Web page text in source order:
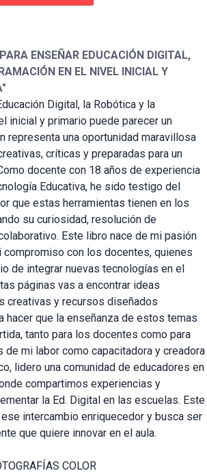
ENSEÑAR EDUCACIÓN DIGITAL,
EN EL NIVEL INICIAL Y
Digital, la Robótica y la
inicial y primario puede parecer un
representa una oportunidad maravillosa
críticas y preparadas para un
docente con 18 años de experiencia
Educativa, he sido testigo del
que estas herramientas tienen en los
su curiosidad, resolución de
Este libro nace de mi pasión
compromiso con los docentes, quienes
de integrar nuevas tecnologías en el
páginas vas a encontrar ideas
creativas y recursos diseñados
hacer que la enseñanza de estos temas
tanto para los docentes como para
de mi labor como capacitadora y creadora
lidero una comunidad de educadores en
compartimos experiencias y
la Ed. Digital en las escuelas. Este
intercambio enriquecedor y busca ser
que quiere innovar en el aula.
COLOR